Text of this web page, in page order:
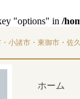
"options" in /
小諸市・東御市・佐
ホーム